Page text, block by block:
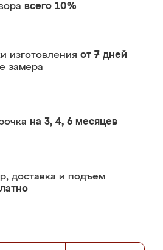
всего 10%
изготовления от 7 дней
замера
на 3, 4, 6 месяцев
доставка и подъем